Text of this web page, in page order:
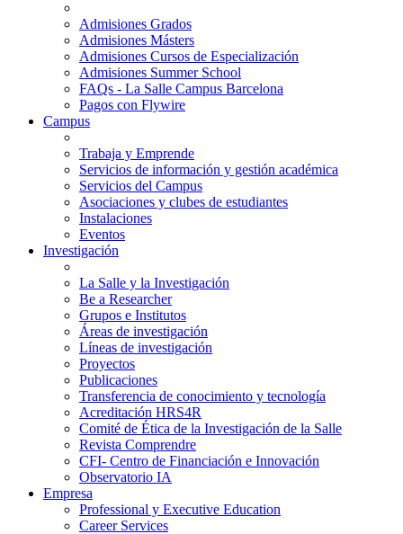
Admisiones Grados
Admisiones Másters
Admisiones Cursos de Especialización
Admisiones Summer School
FAQs - La Salle Campus Barcelona
Pagos con Flywire
Campus
Trabaja y Emprende
Servicios de información y gestión académica
Servicios del Campus
Asociaciones y clubes de estudiantes
Instalaciones
Eventos
Investigación
La Salle y la Investigación
Be a Researcher
Grupos e Institutos
Áreas de investigación
Líneas de investigación
Proyectos
Publicaciones
Transferencia de conocimiento y tecnología
Acreditación HRS4R
Comité de Ética de la Investigación de la Salle
Revista Comprendre
CFI- Centro de Financiación e Innovación
Observatorio IA
Empresa
Professional y Executive Education
Career Services